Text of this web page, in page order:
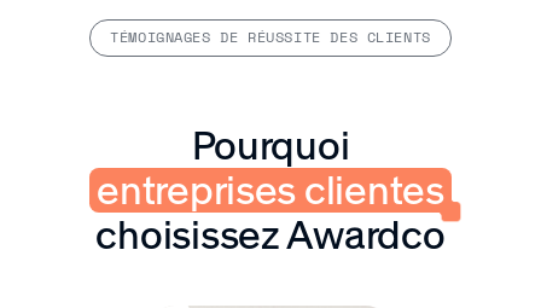
TÉMOIGNAGES DE RÉUSSITE DES CLIENTS
Pourquoi
entreprises clientes
choisissez Awardco